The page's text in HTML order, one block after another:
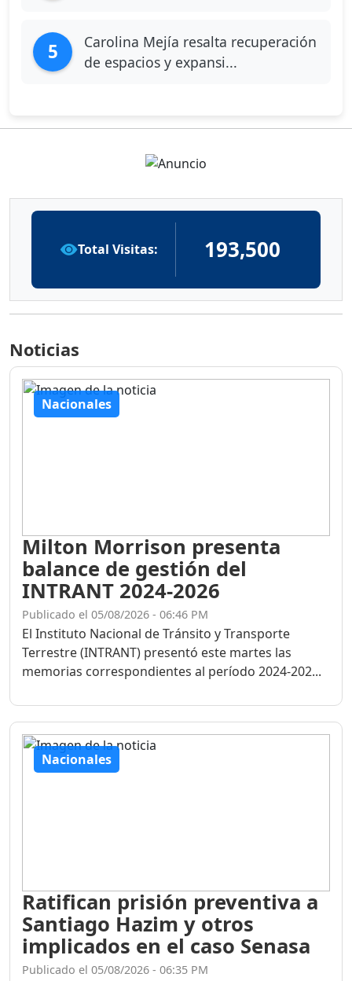
5
Carolina Mejía resalta recuperación
de espacios y expansi...
Total Visitas: 193,500
Noticias
Nacionales
Milton Morrison presenta
balance de gestión del
INTRANT 2024-2026
Publicado el 05/08/2026 - 06:46 PM
El Instituto Nacional de Tránsito y Transporte
Terrestre (INTRANT) presentó este martes las
memorias correspondientes al período 2024-202...
Nacionales
Ratifican prisión preventiva a
Santiago Hazim y otros
implicados en el caso Senasa
Publicado el 05/08/2026 - 06:35 PM